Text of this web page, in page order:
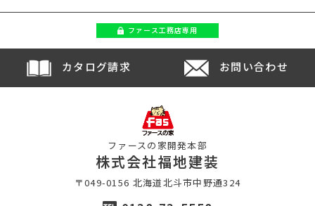
ファース工務店専用
カタログ請求 お問い合わせ
ファースの家開発本部
株式会社福地建装
〒049-0156 北海道北斗市中野通324